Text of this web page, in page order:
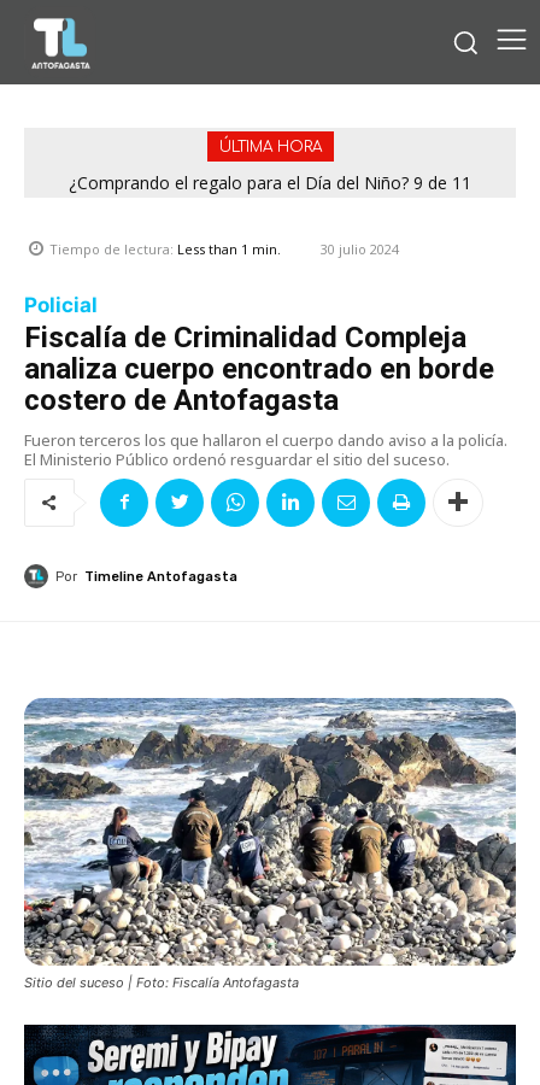
ÚLTIMA HORA
¿Comprando el regalo para el Día del Niño? 9 de 11
Tiempo de lectura: Less than 1 min. 30 julio 2024
Policial
Fiscalía de Criminalidad Compleja
analiza cuerpo encontrado en borde
costero de Antofagasta
Fueron terceros los que hallaron el cuerpo dando aviso a la policía.
El Ministerio Público ordenó resguardar el sitio del suceso.
Por Timeline Antofagasta
Sitio del suceso | Foto: Fiscalía Antofagasta